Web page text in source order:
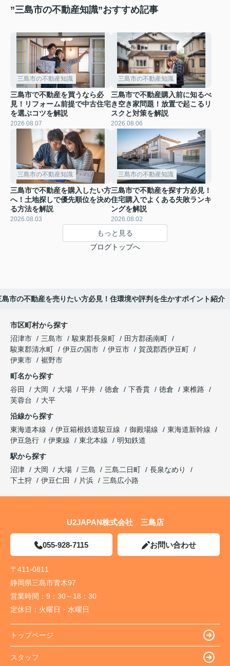
”三島市の不動産知識”おすすめ記事
三島市の不動産知識
三島市で不動産を買うなら必
見！リフォーム前提で中古住宅
を選ぶコツを解説
2026.08.07
三島市の不動産知識
三島市で不動産購入前に知るべ
き空き家問題！放置で起こるリ
スクと対策を解説
2026.08.06
三島市の不動産知識
三島市で不動産を購入したい方
へ！土地探しで優先順位を決め
る方法を解説
2026.08.03
三島市の不動産知識
三島市で不動産を探す方必見！
住宅購入でよくある失敗ランキ
ングを解説
2026.08.02
もっと見る
ブログトップへ
島市の不動産を売りたい方必見！住環境や評判を生かすポイント紹介
市区町村から探す
沼津市
三島市 駿東郡長泉町
田方郡函南町
駿東郡清水町
伊豆の国市 伊豆市
賀茂郡西伊豆町
伊東市
裾野市
町名から探す
谷田
大岡 大場 平井 徳倉 下香貫 徳倉
東椎路
芙蓉台
大平
沿線から探す
東海道本線
伊豆箱根鉄道駿豆線 御殿場線
東海道新幹線
伊豆急行
伊東線 東北本線
明知鉄道
駅から探す
沼津
大岡 大場 三島 三島二日町
長泉なめり
下土狩
伊豆仁田 片浜 三島広小路
U2JAPAN株式会社 三島店
055-928-7115 お問い合わせ
〒411-0811
静岡県三島市青木97
営業時間： 9：30～18：30
定休日： 火曜日・水曜日
トップページ
スタッフ